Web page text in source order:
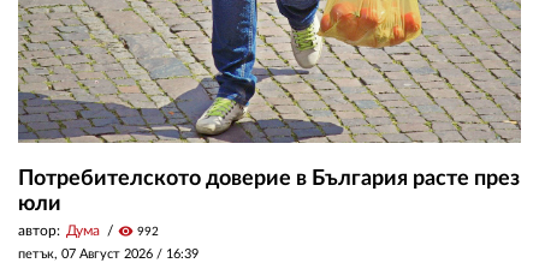
Потребителското доверие в България расте през
юли
автор: Дума visibility 992
петък, 07 Август 2026 / 16:39